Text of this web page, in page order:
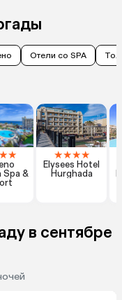
Отели со SPA
★★
Spa &
★★★★
Elysees Hotel
Hurghada
в сентябре